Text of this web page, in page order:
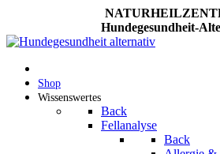
Hundegesundheit-
Shop
Wissenswertes
Back
Fellanalyse
Back